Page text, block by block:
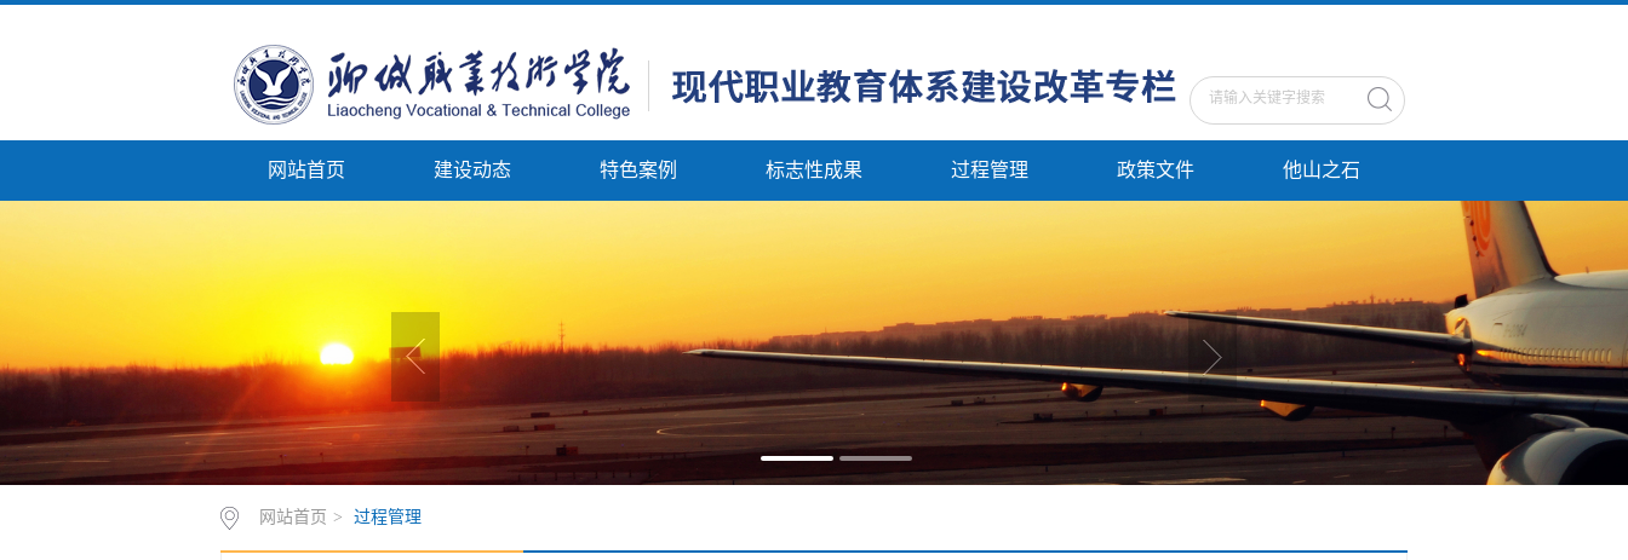
网站首页 建设动态 特色案例 标志性成果 过程管理 政策文件 他山之石
网站首页 > 过程管理